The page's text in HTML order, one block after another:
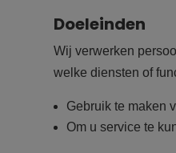
Doeleinden
Wij verwerken
welke diensten of
Gebruik te maken
Om u service te